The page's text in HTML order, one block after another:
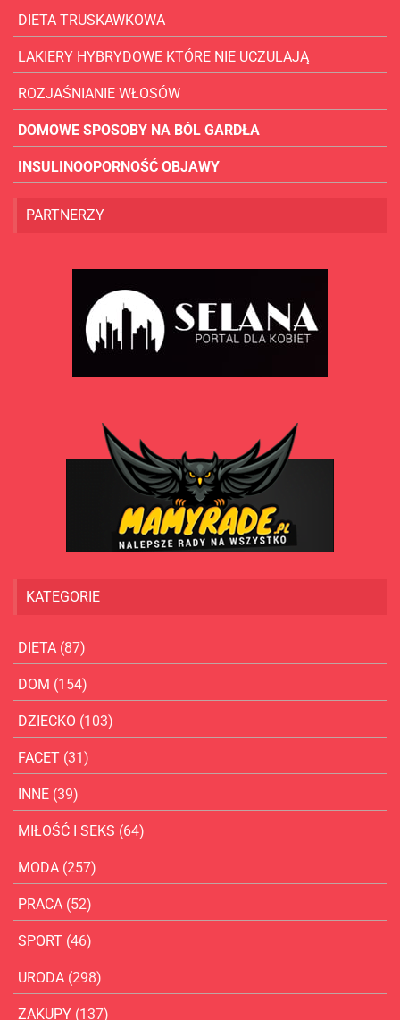
DIETA TRUSKAWKOWA
LAKIERY HYBRYDOWE KTÓRE NIE UCZULAJĄ
ROZJAŚNIANIE WŁOSÓW
DOMOWE SPOSOBY NA BÓL GARDŁA
INSULINOOPORNOŚĆ OBJAWY
PARTNERZY
KATEGORIE
DIETA (87)
DOM (154)
DZIECKO (103)
FACET (31)
INNE (39)
MIŁOŚĆ I SEKS (64)
MODA (257)
PRACA (52)
SPORT (46)
URODA (298)
ZAKUPY (137)